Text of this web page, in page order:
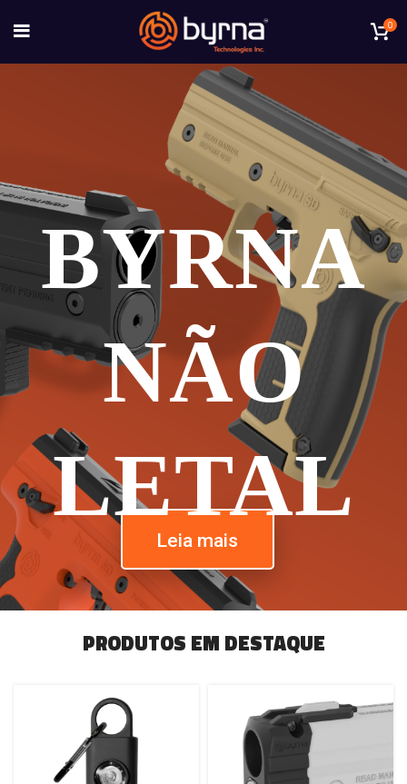
0
BYRNA
NÃO
LETAL
Leia mais
PRODUTOS EM DESTAQUE